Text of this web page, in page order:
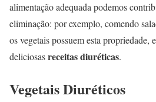
alimentação adequada podemos
eliminação: por exemplo, comendo
os vegetais possuem esta propriedade,
deliciosasreceitas diuréticas.
Vegetais Diuréticos